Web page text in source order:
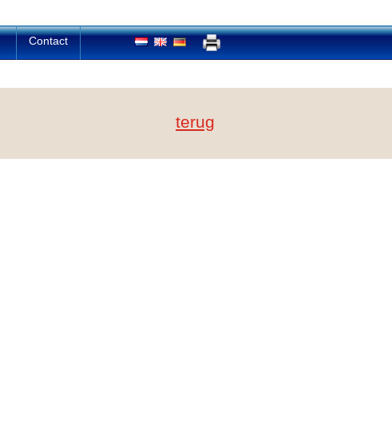
Contact
terug